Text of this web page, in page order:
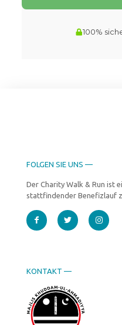
FOLGEN SIE UNS —
Der Charity Walk & Run ist
stattfindender Benefizlauf
KONTAKT —